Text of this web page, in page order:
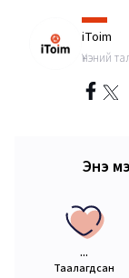
iToim
Үнэний
Энэ
...
Таалагдсан